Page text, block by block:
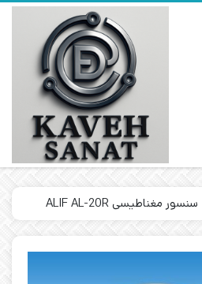
سنسور مغناطیسی ALIF AL-20R